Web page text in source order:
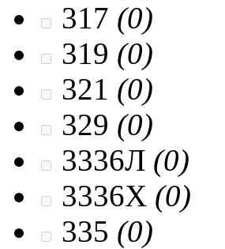
317 (0)
319 (0)
321 (0)
329 (0)
3336Л (0)
3336Х (0)
335 (0)